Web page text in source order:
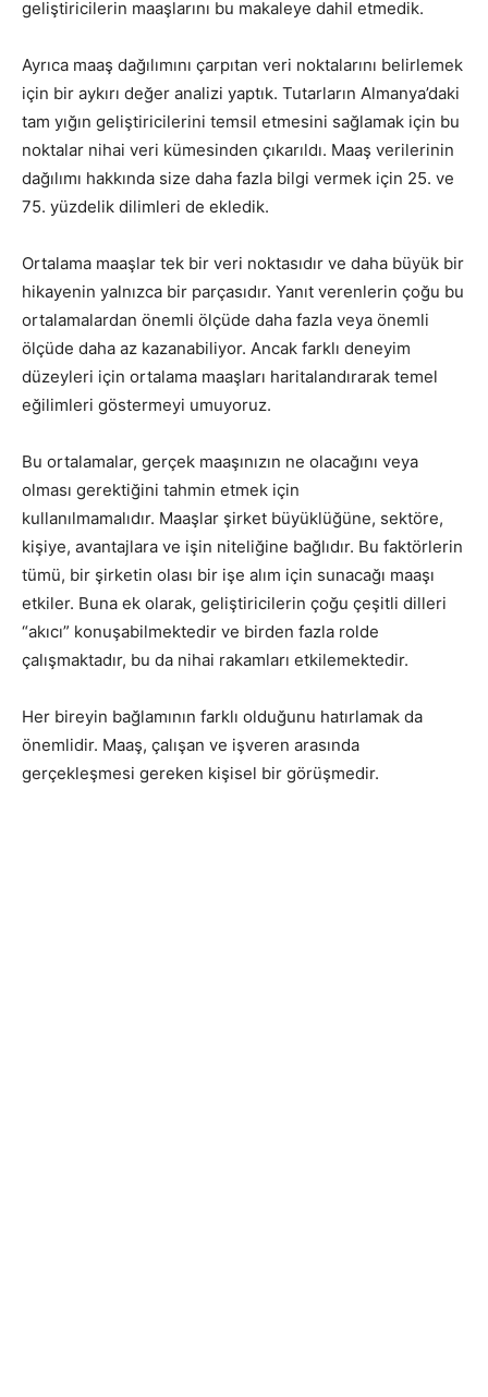
geliştiricilerin maaşlarını bu makaleye dahil etmedik.
Ayrıca maaş dağılımını çarpıtan veri noktalarını belirlemek
için bir aykırı değer analizi yaptık. Tutarların Almanya’daki
tam yığın geliştiricilerini temsil etmesini sağlamak için bu
noktalar nihai veri kümesinden çıkarıldı. Maaş verilerinin
dağılımı hakkında size daha fazla bilgi vermek için 25. ve
75. yüzdelik dilimleri de ekledik.
Ortalama maaşlar tek bir veri noktasıdır ve daha büyük bir
hikayenin yalnızca bir parçasıdır. Yanıt verenlerin çoğu bu
ortalamalardan önemli ölçüde daha fazla veya önemli
ölçüde daha az kazanabiliyor. Ancak farklı deneyim
düzeyleri için ortalama maaşları haritalandırarak temel
eğilimleri göstermeyi umuyoruz.
Bu ortalamalar, gerçek maaşınızın ne olacağını veya
olması gerektiğini tahmin etmek için
kullanılmamalıdır. Maaşlar şirket büyüklüğüne, sektöre,
kişiye, avantajlara ve işin niteliğine bağlıdır. Bu faktörlerin
tümü, bir şirketin olası bir işe alım için sunacağı maaşı
etkiler. Buna ek olarak, geliştiricilerin çoğu çeşitli dilleri
“akıcı” konuşabilmektedir ve birden fazla rolde
çalışmaktadır, bu da nihai rakamları etkilemektedir.
Her bireyin bağlamının farklı olduğunu hatırlamak da
önemlidir. Maaş, çalışan ve işveren arasında
gerçekleşmesi gereken kişisel bir görüşmedir.